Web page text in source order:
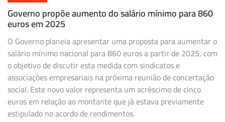
Governo propõe aumento do salário mínimo para 860
euros em 2025
O Governo planeia apresentar uma proposta para aumentar o
salário mínimo nacional para 860 euros a partir de 2025, com
o objetivo de discutir esta medida com sindicatos e
associações empresariais na próxima reunião de concertação
social. Este novo valor representa um acréscimo de cinco
euros em relação ao montante que já estava previamente
estipulado no acordo de rendimentos.